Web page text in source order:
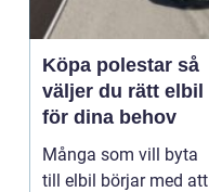
Köpa polestar så
väljer du rätt elbil
för dina behov
Många som vill byta
till elbil börjar med att